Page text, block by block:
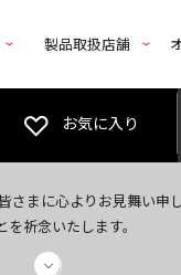
製品取扱店舗
お気に入り
まに心よりお見舞い申し
祈念いたします。